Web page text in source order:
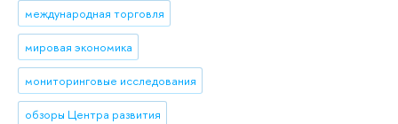
международная торговля
мировая экономика
мониторинговые исследования
обзоры Центра развития